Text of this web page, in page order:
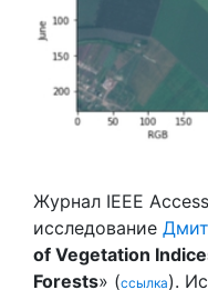
Журнал IEEE
исследование
of Vegetation
Forests» (ссылка).